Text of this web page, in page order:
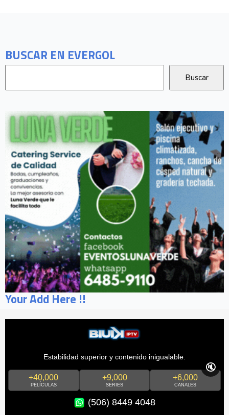
BUSCAR EN EVERGOL
Your Add Here !!
Estabilidad superior y contenido inigualable.
+40,000
PELÍCULAS
+9,000
SERIES
+6,000
CANALES
(506) 8449 4048
🔇